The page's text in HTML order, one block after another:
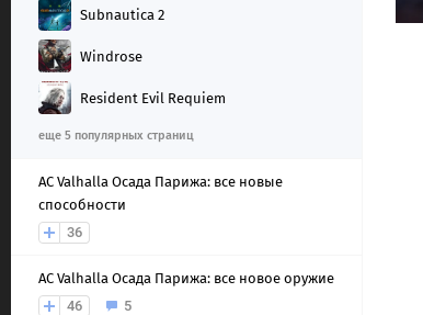
Subnautica 2
Windrose
Resident Evil Requiem
еще 5 популярных страниц
AС Valhalla Осада Парижа: все новые
способности
36
AС Valhalla Осада Парижа: все новое оружие
46
5